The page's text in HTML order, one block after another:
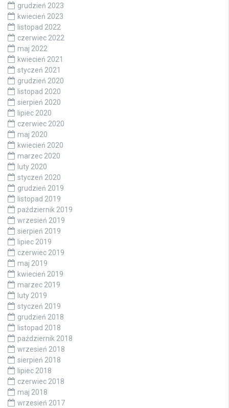
grudzień 2023
kwiecień 2023
listopad 2022
czerwiec 2022
maj 2022
kwiecień 2021
styczeń 2021
grudzień 2020
listopad 2020
sierpień 2020
lipiec 2020
czerwiec 2020
maj 2020
kwiecień 2020
marzec 2020
luty 2020
styczeń 2020
grudzień 2019
listopad 2019
październik 2019
wrzesień 2019
sierpień 2019
lipiec 2019
czerwiec 2019
maj 2019
kwiecień 2019
marzec 2019
luty 2019
styczeń 2019
grudzień 2018
listopad 2018
październik 2018
wrzesień 2018
sierpień 2018
lipiec 2018
czerwiec 2018
maj 2018
wrzesień 2017